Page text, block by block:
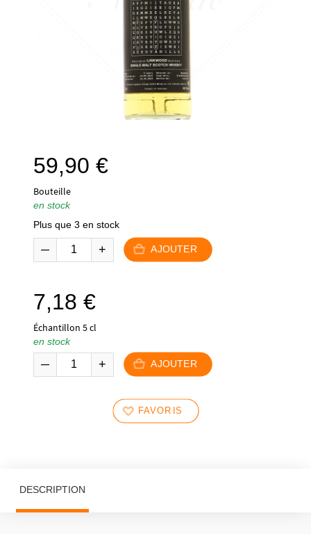
59,90 €
Bouteille
en stock
Plus que 3 en stock
AJOUTER
7,18 €
Échantillon 5 cl
en stock
AJOUTER
FAVORIS
DESCRIPTION